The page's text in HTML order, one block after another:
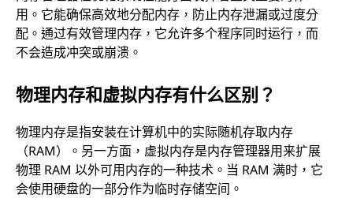
用。它能确保高效地分配内存，防止内存泄漏或过度分
配。通过有效管理内存，它允许多个程序同时运行，而
不会造成冲突或崩溃。
物理内存和虚拟内存有什么区别？
物理内存是指安装在计算机中的实际随机存取内存
（RAM）。另一方面，虚拟内存是内存管理器用来扩展
物理 RAM 以外可用内存的一种技术。当 RAM 满时，它
会使用硬盘的一部分作为临时存储空间。